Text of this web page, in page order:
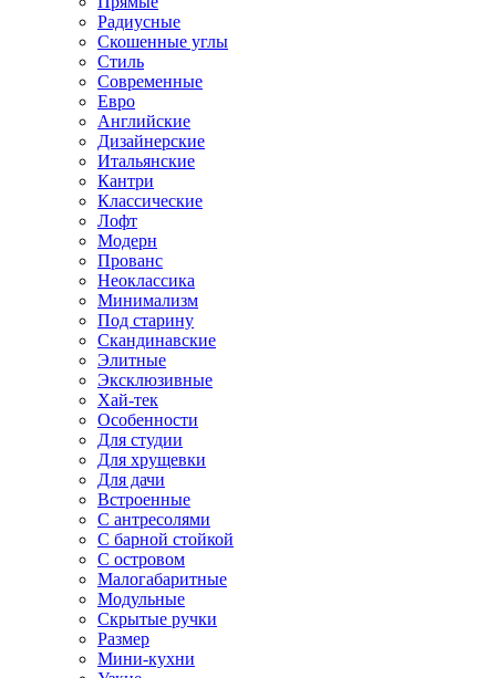
Радиусные
Скошенные углы
Стиль
Современные
Евро
Английские
Дизайнерские
Итальянские
Кантри
Классические
Лофт
Модерн
Прованс
Неоклассика
Минимализм
Под старину
Скандинавские
Элитные
Эксклюзивные
Хай-тек
Особенности
Для студии
Для хрущевки
Для дачи
Встроенные
С антресолями
С барной стойкой
С островом
Малогабаритные
Модульные
Скрытые ручки
Размер
Мини-кухни